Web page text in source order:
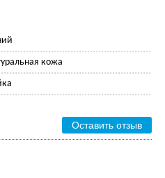
кожа
Оставить отзыв